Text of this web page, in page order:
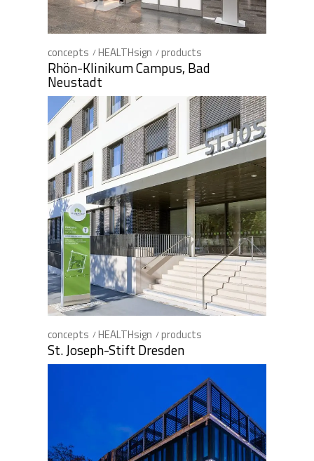
concepts HEALTHsign products
Rhön-Klinikum Campus, Bad
Neustadt
concepts HEALTHsign products
St. Joseph-Stift Dresden